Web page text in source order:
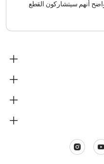
أنهم سيتشاركون القطع